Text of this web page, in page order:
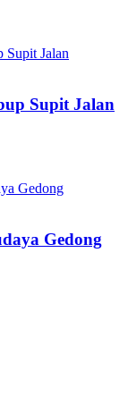
Supit Jalan
Gedong